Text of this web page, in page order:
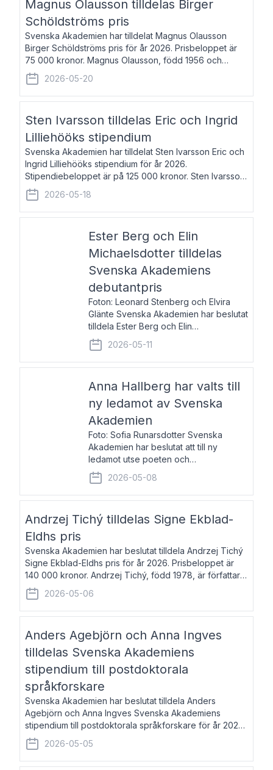
Magnus Olausson tilldelas Birger
Schöldströms pris
Svenska Akademien har tilldelat Magnus Olausson
Birger Schöldströms pris för år 2026. Prisbeloppet är
75 000 kronor. Magnus Olausson, född 1956 och
bosatt i Stockholm, är konstvetare, museiman och
hovman. Han disputerade 1993 vid Uppsala un
2026-05-20
Sten Ivarsson tilldelas Eric och Ingrid
Lilliehööks stipendium
Svenska Akademien har tilldelat Sten Ivarsson Eric och
Ingrid Lilliehööks stipendium för år 2026.
Stipendiebeloppet är på 125 000 kronor. Sten Ivarsson,
född 1979, är mediateksamordnare vid
Söderslättsgymnasiet i Trelleborg. Här har han på
2026-05-18
Ester Berg och Elin
Michaelsdotter tilldelas
Svenska Akademiens
debutantpris
Foton: Leonard Stenberg och Elvira
Glänte Svenska Akademien har beslutat
tilldela Ester Berg och Elin
Michaelsdotter Svenska Akademiens
debutantpris för år 2026. Priset är
nyinstiftat och syftar till att lyfta fram
2026-05-11
Anna Hallberg har valts till
ny ledamot av Svenska
Akademien
Foto: Sofia Runarsdotter Svenska
Akademien har beslutat att till ny
ledamot utse poeten och
litteraturkritikern Anna Hallberg. Hon
efterträder poeten Tua Forsström på
stol 18 och kommer att ta sitt inträde vid
2026-05-08
Andrzej Tichý tilldelas Signe Ekblad-
Eldhs pris
Svenska Akademien har beslutat tilldela Andrzej Tichý
Signe Ekblad-Eldhs pris för år 2026. Prisbeloppet är
140 000 kronor. Andrzej Tichý, född 1978, är författare
och kulturskribent. Han debuterade 2005 med den
lovordade romanen Sex liter l
2026-05-06
Anders Agebjörn och Anna Ingves
tilldelas Svenska Akademiens
stipendium till postdoktorala
språkforskare
Svenska Akademien har beslutat tilldela Anders
Agebjörn och Anna Ingves Svenska Akademiens
stipendium till postdoktorala språkforskare för år 2026.
Stipendiebeloppet är 75 000 kronor per mottagare.
Anders Agebjörn, född 1984, är universitet
2026-05-05